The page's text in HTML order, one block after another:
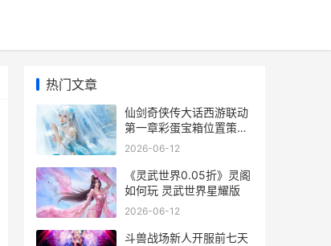
热门文章
仙剑奇侠传大话西游联动
第一章彩蛋宝箱位置策略
仙剑奇侠传官网大宇
2026-06-12
《灵武世界0.05折》灵阁
如何玩 灵武世界星耀版
2026-06-12
斗兽战场新人开服前七天